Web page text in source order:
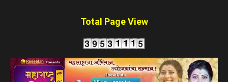
Total Page View